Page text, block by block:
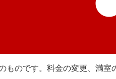
のです。料金の変更、満室